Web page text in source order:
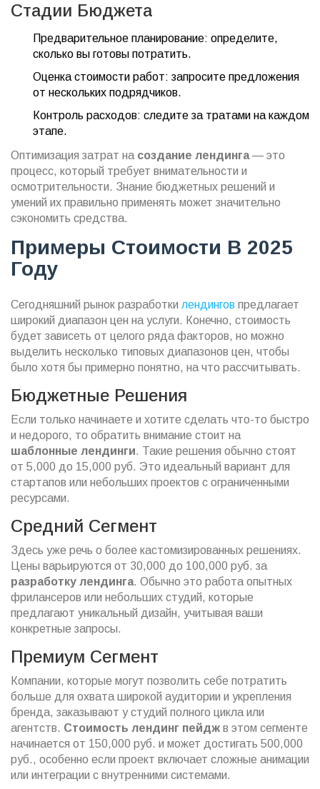
Стадии Бюджета
Предварительное планирование: определите,
сколько вы готовы потратить.
Оценка стоимости работ: запросите предложения
от нескольких подрядчиков.
Контроль расходов: следите за тратами на каждом
этапе.
Оптимизация затрат на создание лендинга— это
процесс, который требует внимательности и
осмотрительности. Знание бюджетных решений и
умений их правильно применять может значительно
сэкономить средства.
Примеры Стоимости В 2025
Году
Сегодняшний рынок разработки лендингов предлагает
широкий диапазон цен на услуги. Конечно, стоимость
будет зависеть от целого ряда факторов, но можно
выделить несколько типовых диапазонов цен, чтобы
было хотя бы примерно понятно, на что рассчитывать.
Бюджетные Решения
Если только начинаете и хотите сделать что-то быстро
и недорого, то обратить внимание стоит на
шаблонные лендинги. Такие решения обычно стоят
от 5,000 до 15,000 руб. Это идеальный вариант для
стартапов или небольших проектов с ограниченными
ресурсами.
Средний Сегмент
Здесь уже речь о более кастомизированных решениях.
Цены варьируются от 30,000 до 100,000 руб. за
разработку лендинга. Обычно это работа опытных
фрилансеров или небольших студий, которые
предлагают уникальный дизайн, учитывая ваши
конкретные запросы.
Премиум Сегмент
Компании, которые могут позволить себе потратить
больше для охвата широкой аудитории и укрепления
бренда, заказывают у студий полного цикла или
агентств. Стоимость лендинг пейдж в этом сегменте
начинается от 150,000 руб. и может достигать 500,000
руб., особенно если проект включает сложные анимации
или интеграции с внутренними системами.